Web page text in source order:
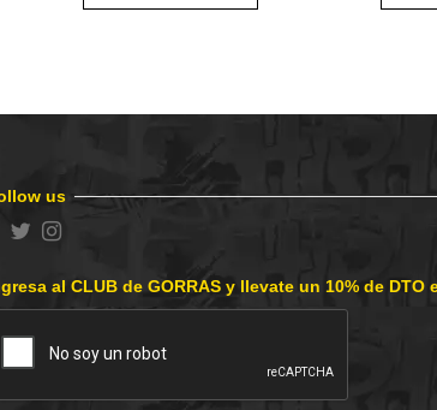
us
al CLUB de GORRAS y llevate un 10% de